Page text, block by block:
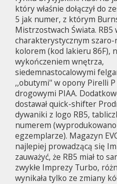
który właśnie dołączył do
5 jak numer, z którym
Mistrzostwach Świata. RB5
charakterystycznym
kolorem (kod lakieru 86F),
wykończeniem wnętrza,
siedemnastocalowymi
,,obutymi'' w opony Pirelli
drogowymi PIAA.
dostawał quick-shifter
dywaniki z logo RB5,
numerem
egzemplarze). Magazyn
najlepiej prowadzącą się
zauważyć, że RB5 miał to
zwykłe Imprezy Turbo,
wynikała tylko ze zmiany